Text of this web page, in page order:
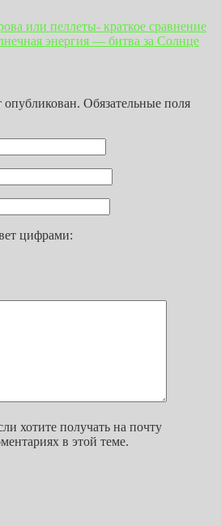
или пеллеты- краткое сравнение
энергия — битва за Солнце
опубликован. Обязательные поля
цифрами:
хотите получать на почту
в этой теме.